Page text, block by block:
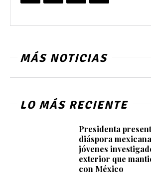
MÁS NOTICIAS
LO MÁS RECIENTE
Presidenta
diáspora
jóvenes
exterior que
con México